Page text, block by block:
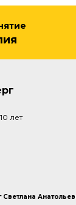
лет
Светлана